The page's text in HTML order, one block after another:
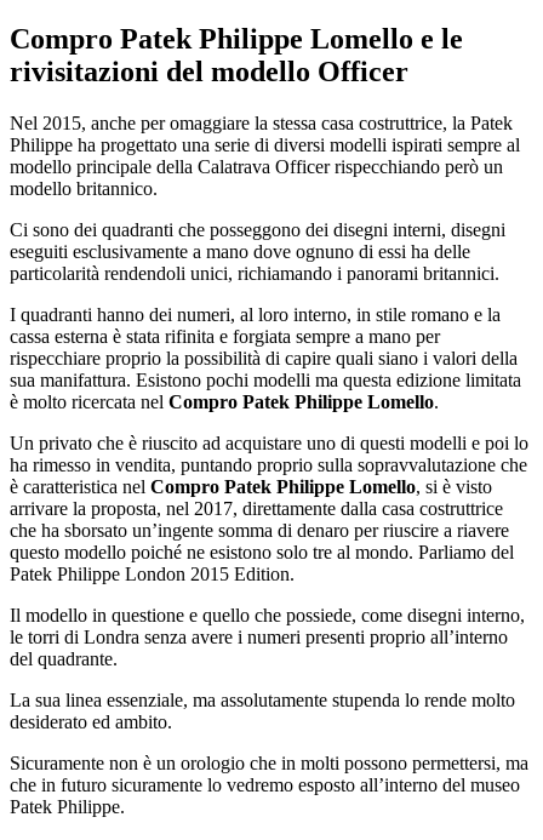
Compro Patek Philippe Lomello e le
rivisitazioni del modello Officer
Nel 2015, anche per omaggiare la stessa casa costruttrice, la Patek
Philippe ha progettato una serie di diversi modelli ispirati sempre al
modello principale della Calatrava Officer rispecchiando però un
modello britannico.
Ci sono dei quadranti che posseggono dei disegni interni, disegni
eseguiti esclusivamente a mano dove ognuno di essi ha delle
particolarità rendendoli unici, richiamando i panorami britannici.
I quadranti hanno dei numeri, al loro interno, in stile romano e la
cassa esterna è stata rifinita e forgiata sempre a mano per
rispecchiare proprio la possibilità di capire quali siano i valori della
sua manifattura. Esistono pochi modelli ma questa edizione limitata
è molto ricercata nel Compro Patek Philippe Lomello.
Un privato che è riuscito ad acquistare uno di questi modelli e poi lo
ha rimesso in vendita, puntando proprio sulla sopravvalutazione che
è caratteristica nel Compro Patek Philippe Lomello, si è visto
arrivare la proposta, nel 2017, direttamente dalla casa costruttrice
che ha sborsato un’ingente somma di denaro per riuscire a riavere
questo modello poiché ne esistono solo tre al mondo. Parliamo del
Patek Philippe London 2015 Edition.
Il modello in questione e quello che possiede, come disegni interno,
le torri di Londra senza avere i numeri presenti proprio all’interno
del quadrante.
La sua linea essenziale, ma assolutamente stupenda lo rende molto
desiderato ed ambito.
Sicuramente non è un orologio che in molti possono permettersi, ma
che in futuro sicuramente lo vedremo esposto all’interno del museo
Patek Philippe.